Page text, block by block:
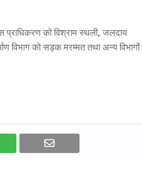
प्राधिकरण को विश्राम स्थली, जलदाय
विभाग को सड़क मरम्मत तथा अन्य विभागों